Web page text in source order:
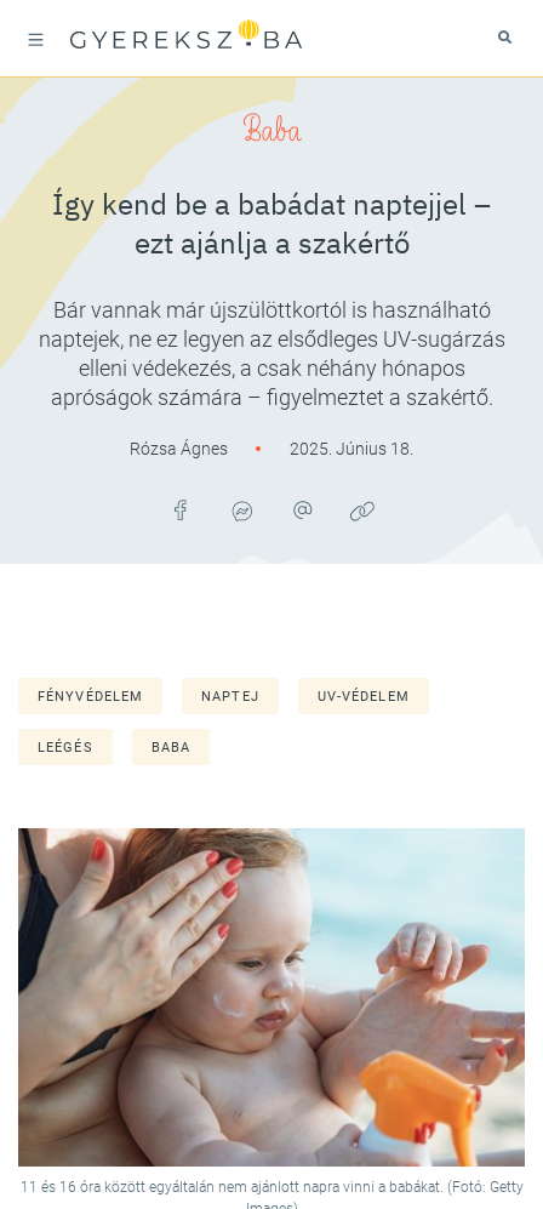
Baba
Így kend be a babádat naptejjel –
ezt ajánlja a szakértő
Bár vannak már újszülöttkortól is használható
naptejek, ne ez legyen az elsődleges UV-sugárzás
elleni védekezés, a csak néhány hónapos
apróságok számára – figyelmeztet a szakértő.
Rózsa Ágnes 2025. Június 18.
FÉNYVÉDELEM NAPTEJ UV-VÉDELEM
LEÉGÉS BABA
11 és 16 óra között egyáltalán nem ajánlott napra vinni a babákat. (Fotó: Getty